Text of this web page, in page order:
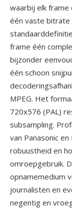
waarbij elk
één vaste bitrate
frame één
bijzonder
één schoon
MPEG. Het
720x576 (PAL)
subsampling.
van Panasonic en
robuustheid en
omroepgebruik.
opnamemedium
journalisten en
negentig en